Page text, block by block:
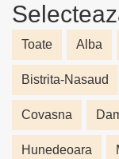
Toate Alba
Bistrita-Nasaud
Covasna
Hunedeoara